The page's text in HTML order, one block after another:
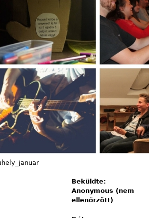
Beküldte:
Anonymous (nem
ellenőrzött)